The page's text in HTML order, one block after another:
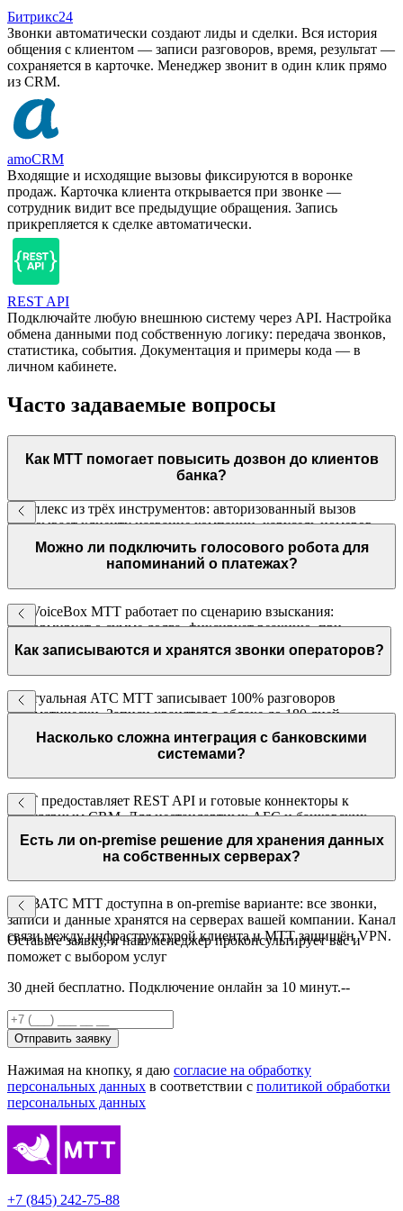
Битрикс24
Звонки автоматически создают лиды и сделки. Вся история
общения с клиентом — записи разговоров, время, результат —
сохраняется в карточке. Менеджер звонит в один клик прямо
из CRM.
amoCRM
Входящие и исходящие вызовы фиксируются в воронке
продаж. Карточка клиента открывается при звонке —
сотрудник видит все предыдущие обращения. Запись
прикрепляется к сделке автоматически.
REST API
Подключайте любую внешнюю систему через API. Настройка
обмена данными под собственную логику: передача звонков,
статистика, события. Документация и примеры кода — в
личном кабинете.
Часто задаваемые вопросы
Как МТТ помогает повысить дозвон до клиентов
банка?
Комплекс из трёх инструментов: авторизованный вызов
показывает клиенту название компании, карусель номеров
ротирует исходящие номера, детектор автоответчиков
отсеивает роботов. Вместе они поднимают конверсию
исходящих с 4–6% до 10%.
Можно ли подключить голосового робота для
напоминаний о платежах?
Да. VoiceBox МТТ работает по сценарию взыскания:
информирует о сумме долга, фиксирует реакцию, при
необходимости переводит на оператора. Интегрируется с
вашей CRM или АБС по API.
Как записываются и хранятся звонки операторов?
Виртуальная АТС МТТ записывает 100% разговоров
автоматически. Записи хранятся в облаке до 180 дней,
доступны через личный кабинет с привязкой к карточке
клиента в CRM.
Насколько сложна интеграция с банковскими
системами?
МТТ предоставляет REST API и готовые коннекторы к
популярным CRM. Для нестандартных АБС и банковских
платформ доступна интеграция через API — документация с
примерами кода входит в комплект.
Есть ли on-premise решение для хранения данных
на собственных серверах?
Да. ВАТС МТТ доступна в on-premise варианте: все звонки,
записи и данные хранятся на серверах вашей компании. Канал
связи между инфраструктурой клиента и МТТ защищён VPN.
Оставьте заявку, и наш менеджер проконсультирует вас и
поможет с выбором услуг
30 дней бесплатно. Подключение онлайн за 10 минут.--
Отправить заявку
Нажимая на кнопку, я даю согласие на обработку
персональных данных в соответствии с политикой обработки
персональных данных
+7 (845) 242-75-88